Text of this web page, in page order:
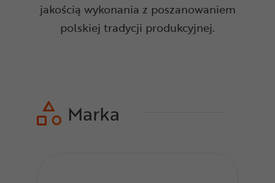
jakością wykonania z poszanowaniem
polskiej tradycji produkcyjnej.
Marka